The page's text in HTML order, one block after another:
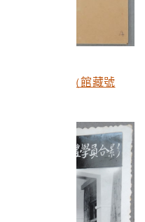
縫教材一組（館藏號